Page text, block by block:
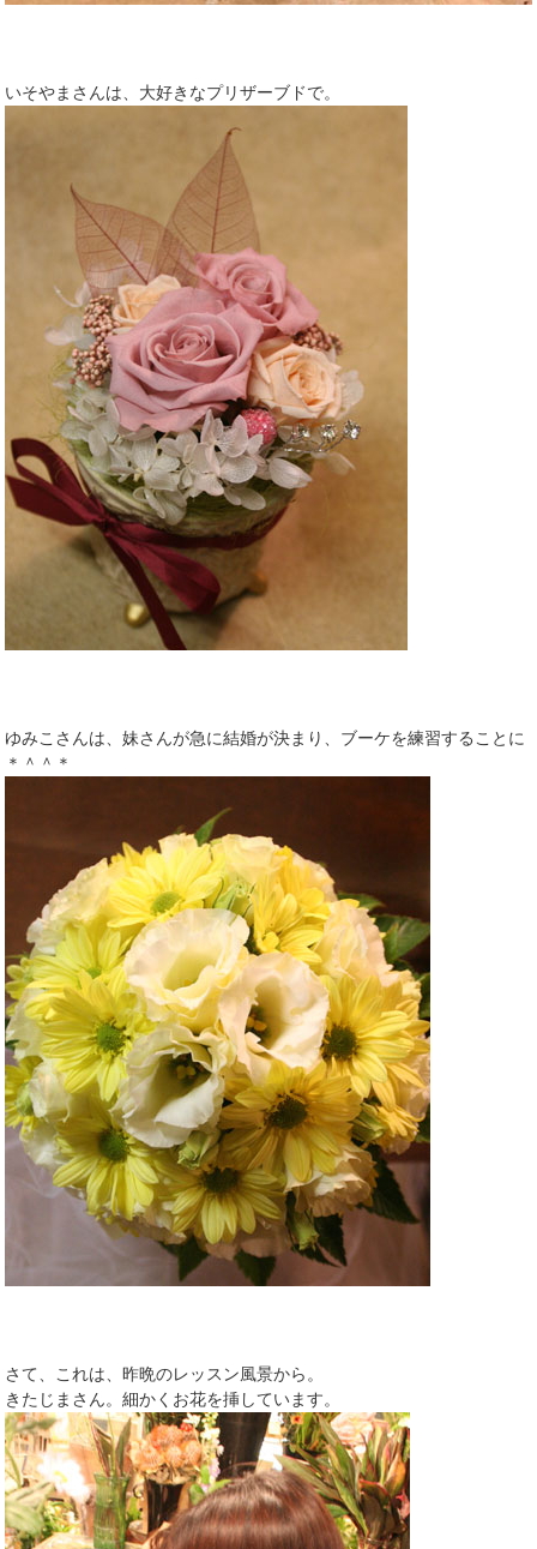
いそやまさんは、大好きなプリザーブドで。
ゆみこさんは、妹さんが急に結婚が決まり、ブーケを練習することに
＊＾＾＊
さて、これは、昨晩のレッスン風景から。
きたじまさん。細かくお花を挿しています。